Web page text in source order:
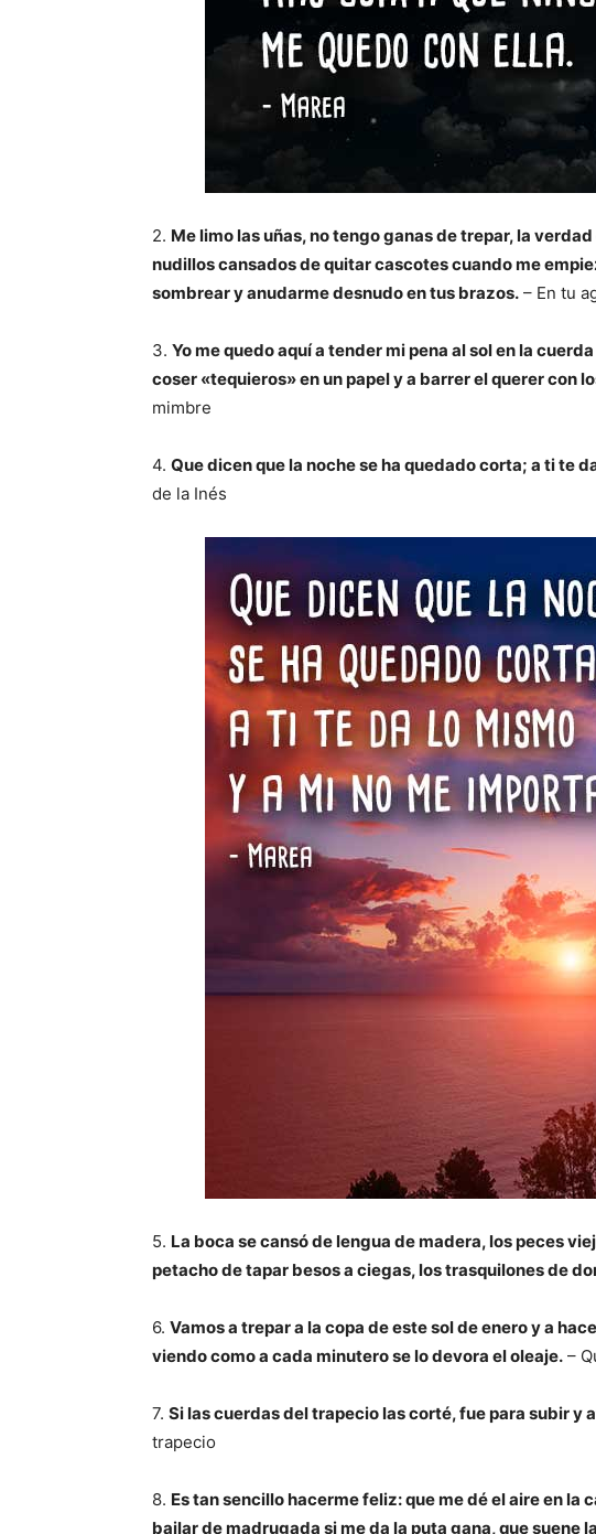
2. Me limo las uñas, no tengo ganas de trepar, la
nudillos cansados de quitar cascotes cuando me
sombrear y anudarme desnudo en tus brazos. – En tu
3. Yo me quedo aquí a tender mi pena al sol en la
coser «tequieros» en un papel y a barrer el querer con
mimbre
4. Que dicen que la noche se ha quedado corta; a ti te
de la Inés
5. La boca se cansó de lengua de madera, los peces
petacho de tapar besos a ciegas, los trasquilones de
6. Vamos a trepar a la copa de este sol de enero y a
viendo como a cada minutero se lo devora el oleaje. –
7. Si las cuerdas del trapecio las corté, fue para subir y
trapecio
8. Es tan sencillo hacerme feliz: que me dé el aire en la
bailar de madrugada si me da la puta gana, que suene